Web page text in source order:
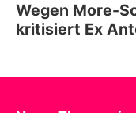
Wegen More-
kritisiert Ex